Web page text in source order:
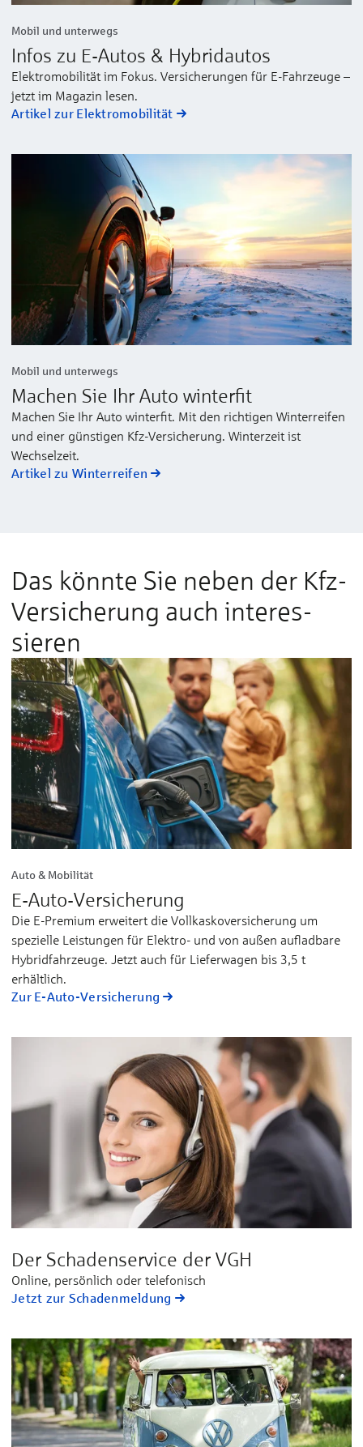
Mobil und unterwegs
Infos zu E-Autos & Hybridautos
Elektromobilität im Fokus. Versicherungen für E-Fahrzeuge –
jetzt im Magazin lesen.
Artikel zur Elektromobilität
Mobil und unterwegs
Machen Sie Ihr Auto winterfit
Machen Sie Ihr Auto winterfit. Mit den richtigen Winterreifen
und einer günstigen Kfz-Versicherung. Winterzeit ist
Wechselzeit.
Artikel zu Winterreifen
Das könnte Sie neben der Kfz-
Versicher­ung auch interes­
sieren
Auto & Mobilität
E-Auto-Versicherung
Die E-Premium erweitert die Vollkaskoversicherung um
spezielle Leistungen für Elektro- und von außen aufladbare
Hybridfahrzeuge. Jetzt auch für Lieferwagen bis 3,5 t
erhältlich.
Zur E-Auto-Versicherung
Der Schadenservice der VGH
Online, persönlich oder telefonisch
Jetzt zur Schadenmeldung